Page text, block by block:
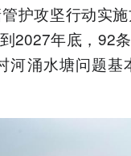
护攻坚行动实
2027年底，92
河涌水塘问题